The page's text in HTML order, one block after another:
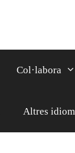
Col·labora
Altres